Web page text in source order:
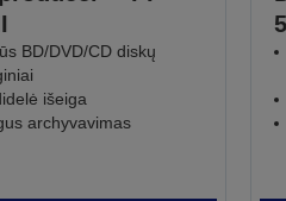
BD/DVD/CD diskų
išeiga
archyvavimas